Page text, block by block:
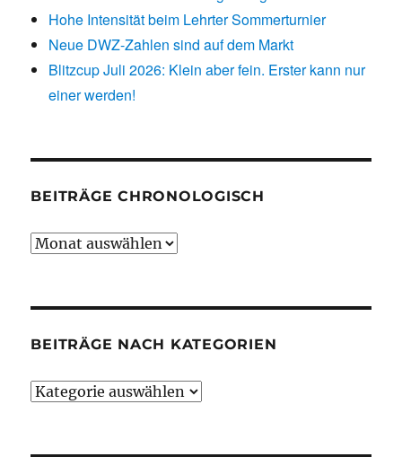
Hohe Intensität beim Lehrter Sommerturnier
Neue DWZ-Zahlen sind auf dem Markt
Blitzcup Juli 2026: Klein aber fein. Erster kann nur
einer werden!
BEITRÄGE CHRONOLOGISCH
Beiträge
BEITRÄGE NACH KATEGORIEN
Beiträge